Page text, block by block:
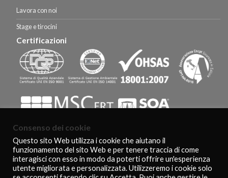
Lavora con noi
Stage e tirocini
Certificazioni
HOMEPAGE CERTIFICAZIONI E RICONOSCIMENTI
CLIENTI
AGEVOLAZIONI FISCALI
CONTATTI COOKIE POLICY PRIVACY POLICY
Copyright 2026 ©De Feo Restauri - www.defeorestauri.com - Credits:
Consenso dei cookie
Questo sito Web utilizza i cookie che aiutano il
funzionamento del sito Web e per tenere traccia di come
interagisci con esso in modo da poterti offrire un'esperienza
utente migliorata e personalizzata. Utilizzeremo i cookie solo